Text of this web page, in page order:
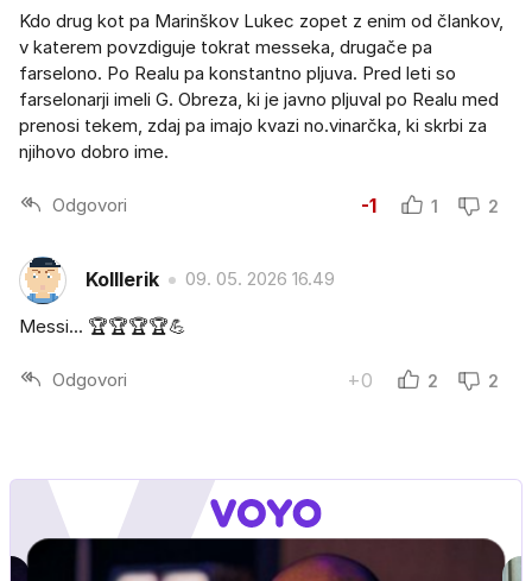
Kdo drug kot pa Marinškov Lukec zopet z enim od člankov,
v katerem povzdiguje tokrat messeka, drugače pa
farselono. Po Realu pa konstantno pljuva. Pred leti so
farselonarji imeli G. Obreza, ki je javno pljuval po Realu med
prenosi tekem, zdaj pa imajo kvazi no.vinarčka, ki skrbi za
njihovo dobro ime.
Odgovori -1 1 2
Kolllerik 09. 05. 2026 16.49
Messi... 🏆🏆🏆🏆💪
Odgovori +0 2 2